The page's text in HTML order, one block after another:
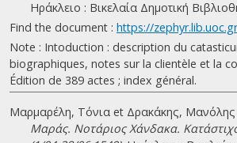
Ηράκλειο : Βικελαία Δημοτική
Find the document : https://
Note : Intoduction : description du
biographiques, notes sur la clientèle et la
Édition de 389 actes ; index général.
Μαρμαρέλη, Τόνια et Δρακάκης, Μανόλης
Μαράς. Νοτάριος Χάνδακα.